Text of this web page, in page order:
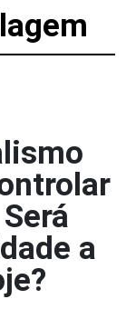
a